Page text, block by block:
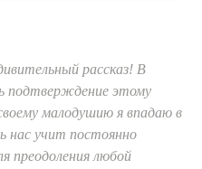
рассказ! В
подтверждение этому
малодушию я впадаю в
нас учит постоянно
любой